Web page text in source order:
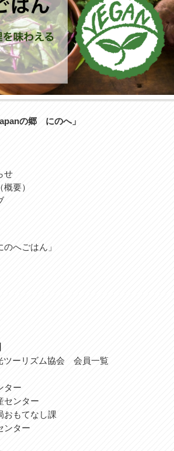
の郷 にのへ」
せ
要）
へごはん」
ツーリズム協会 会員一覧
ター
センター
おもてなし課
ンター